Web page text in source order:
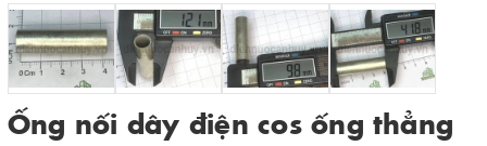
Ống nối dây điện cos ống thẳng